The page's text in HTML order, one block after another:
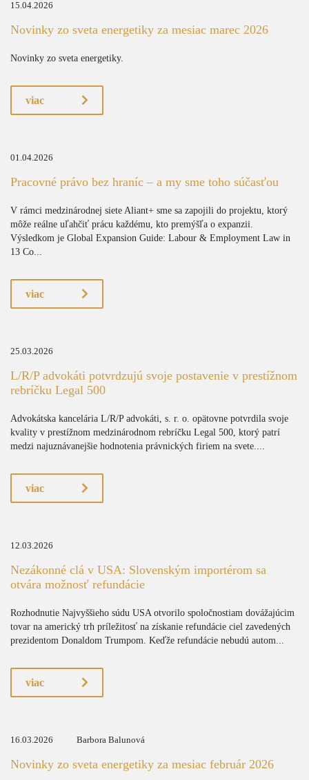
15.04.2026
Novinky zo sveta energetiky za mesiac marec 2026
Novinky zo sveta energetiky.
viac
01.04.2026
Pracovné právo bez hraníc – a my sme toho súčasťou
V rámci medzinárodnej siete Aliant+ sme sa zapojili do projektu, ktorý
môže reálne uľahčiť prácu každému, kto premýšľa o expanzii.
Výsledkom je Global Expansion Guide: Labour & Employment Law in
13 Co...
viac
25.03.2026
L/R/P advokáti potvrdzujú svoje postavenie v prestížnom
rebríčku Legal 500
Advokátska kancelária L/R/P advokáti, s. r. o. opätovne potvrdila svoje
kvality v prestížnom medzinárodnom rebríčku Legal 500, ktorý patrí
medzi najuznávanejšie hodnotenia právnických firiem na svete....
viac
12.03.2026
Nezákonné clá v USA: Slovenským importérom sa
otvára možnosť refundácie
Rozhodnutie Najvyššieho súdu USA otvorilo spoločnostiam dovážajúcim
tovar na americký trh príležitosť na získanie refundácie ciel zavedených
prezidentom Donaldom Trumpom. Keďže refundácie nebudú autom...
viac
16.03.2026 Barbora Balunová
Novinky zo sveta energetiky za mesiac február 2026